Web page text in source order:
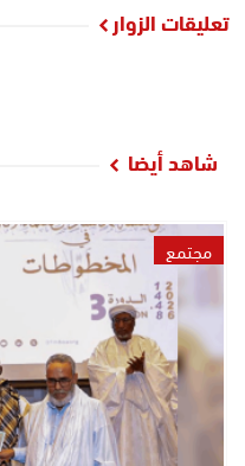
تعليقات الزوار
شاهد أيضا
مجتمع